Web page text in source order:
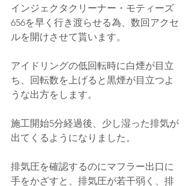
インジェクタクリーナー・モティーズ
656を早く行き渡らせる為、数回アクセ
ルを開けさせて貰います。
アイドリングの低回転時に白煙が目立
ち、回転数を上げると黒煙が目立つよ
うな出方をします。
施工開始5分経過後、少し湿った排気が
出てくるようになりました。
排気圧を確認するのにマフラー出口に
手をかざすと、排気圧が若干弱く、排